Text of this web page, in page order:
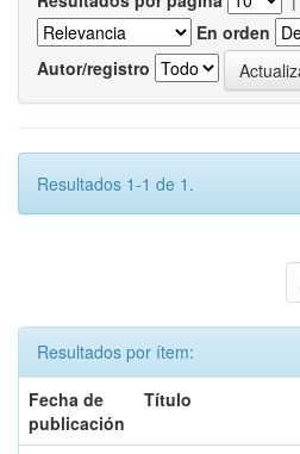
En orden
Autor/registro
Resultados 1-1 de 1.
Resultados por ítem:
Fecha de
publicación
Título